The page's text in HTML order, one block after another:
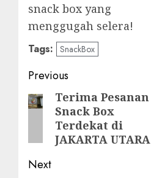
snack box yang
menggugah selera!
Tags: SnackBox
Post
navigation
Previous
PreviousTerima Pesanan
Snack Box
Terdekat di
JAKARTA UTARA
Next